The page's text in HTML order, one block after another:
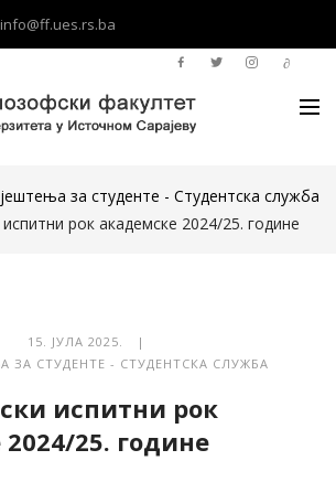
info@ff.ues.rs.ba
за студенте - Студентска служба
рок академске 2024/25. године
15. ЈУЛА 2025. |
ЗА СТУДЕНТЕ - СТУДЕНТСКА СЛУЖБА
испитни рок
25. године